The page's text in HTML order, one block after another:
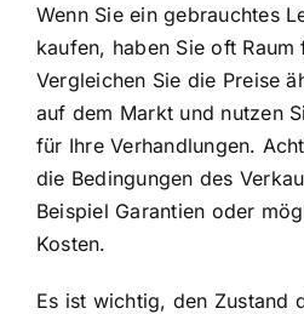
Wenn Sie ein gebrauchtes
kaufen, haben Sie oft Raum
Vergleichen Sie die Preise
auf dem Markt und nutzen
für Ihre Verhandlungen.
die Bedingungen des
Beispiel Garantien oder
Kosten.
Es ist wichtig, den Zustand